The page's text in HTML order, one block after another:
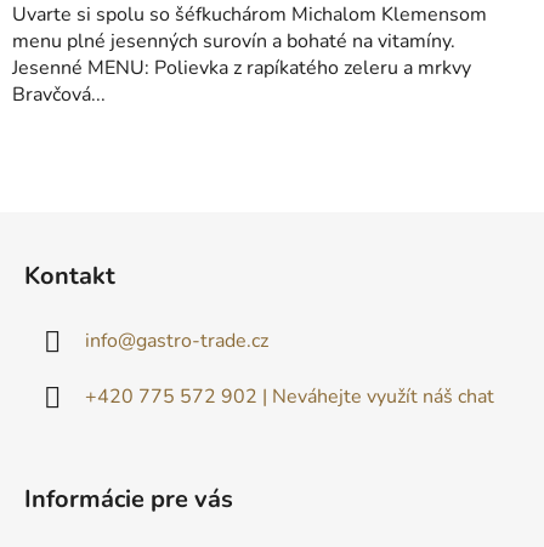
Uvarte si spolu so šéfkuchárom Michalom Klemensom
menu plné jesenných surovín a bohaté na vitamíny.
Jesenné MENU: Polievka z rapíkatého zeleru a mrkvy
Bravčová...
Kontakt
info@gastro-trade.cz
+420 775 572 902 | Neváhejte využít náš chat
Informácie pre vás